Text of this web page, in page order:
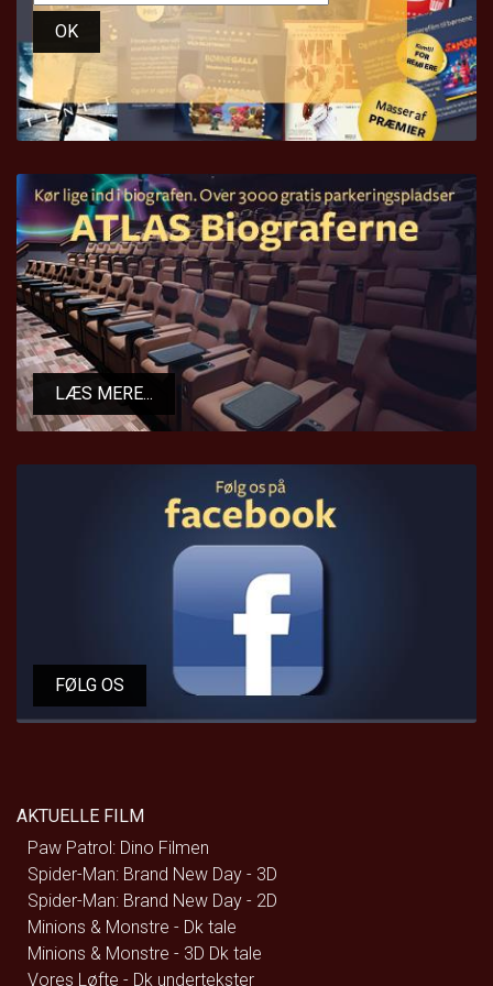
OK
LÆS MERE...
FØLG OS
AKTUELLE FILM
Paw Patrol: Dino Filmen
Spider-Man: Brand New Day - 3D
Spider-Man: Brand New Day - 2D
Minions & Monstre - Dk tale
Minions & Monstre - 3D Dk tale
Vores Løfte - Dk undertekster